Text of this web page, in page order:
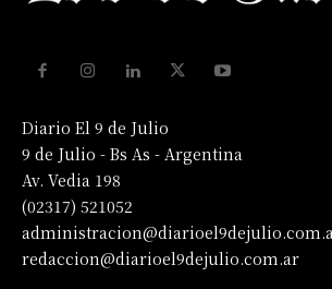
Diario El 9 de Julio
9 de Julio - Bs As - Argentina
Av. Vedia 198
(02317) 521052
redaccion@diarioel9dejulio.com.ar